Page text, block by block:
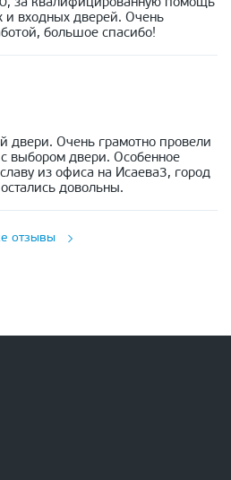
за квалифицированную помощь
и входных дверей. Очень
большое спасибо!
двери. Очень грамотно провели
выбором двери. Особенное
из офиса на Исаева3, город
довольны.
отзывы